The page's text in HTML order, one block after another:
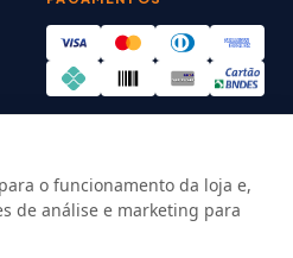
o funcionamento da loja e,
de análise e marketing para